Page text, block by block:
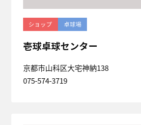
ショップ 卓球場
壱球卓球センター
京都市山科区大宅神納138
075-574-3719